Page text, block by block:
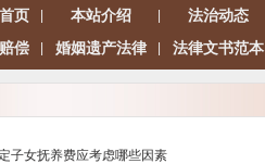
页 本站介绍 法治动态
偿 婚姻遗产法律 法律文书范本
子女抚养费应考虑哪些因素